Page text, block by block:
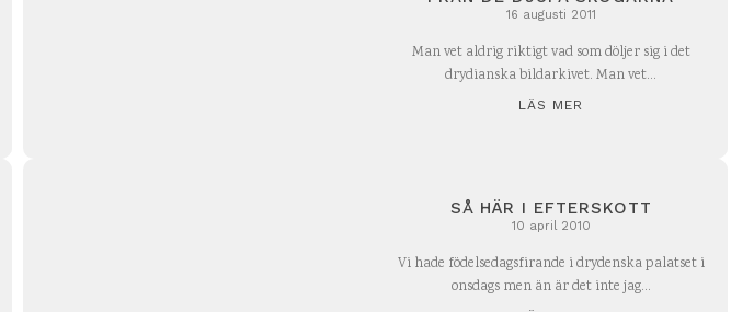
16 augusti 2011
Man vet aldrig riktigt vad som döljer sig i det
drydianska bildarkivet. Man vet...
LÄS MER
SÅ HÄR I EFTERSKOTT
10 april 2010
Vi hade födelsedagsfirande i drydenska palatset i
onsdags men än är det inte jag...